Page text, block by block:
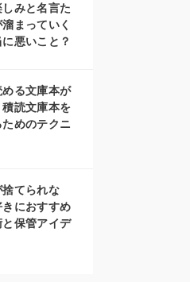
みと名言た
まっていく
悪いこと？
る文庫本が
読文庫本を
めのテクニ
てられな
きにおすすめ
保管アイデ